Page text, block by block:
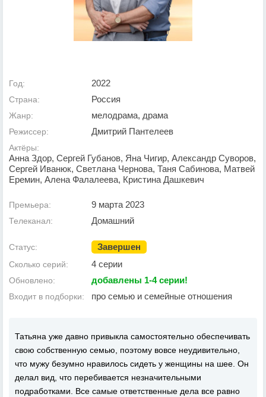
Год: 2022
Страна: Россия
Жанр: мелодрама, драма
Режиссер: Дмитрий Пантелеев
Актёры:
Анна Здор, Сергей Губанов, Яна Чигир, Александр Суворов,
Сергей Иванюк, Светлана Чернова, Таня Сабинова, Матвей
Еремин, Алена Фалалеева, Кристина Дашкевич
Премьера: 9 марта 2023
Телеканал: Домашний
Статус: Завершен
Сколько серий: 4 серии
Обновлено: добавлены 1-4 серии!
Входит в подборки: про семью и семейные отношения
Татьяна уже давно привыкла самостоятельно обеспечивать
свою собственную семью, поэтому вовсе неудивительно,
что мужу безумно нравилось сидеть у женщины на шее. Он
делал вид, что перебивается незначительными
подработками. Все самые ответственные дела все равно